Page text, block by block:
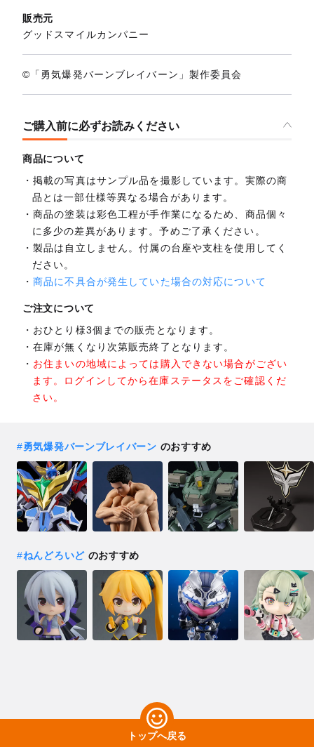
販売元
グッドスマイルカンパニー
©「勇気爆発バーンブレイバーン」製作委員会
ご購入前に必ずお読みください
商品について
掲載の写真はサンプル品を撮影しています。実際の商
品とは一部仕様等異なる場合があります。
商品の塗装は彩色工程が手作業になるため、商品個々
に多少の差異があります。予めご了承ください。
製品は自立しません。付属の台座や支柱を使用してく
ださい。
商品に不具合が発生していた場合の対応について
ご注文について
おひとり様3個までの販売となります。
在庫が無くなり次第販売終了となります。
お住まいの地域によっては購入できない場合がござい
ます。ログインしてから在庫ステータスをご確認くだ
さい。
#勇気爆発バーンブレイバーン のおすすめ
#ねんどろいどのおすすめ
トップへ戻る